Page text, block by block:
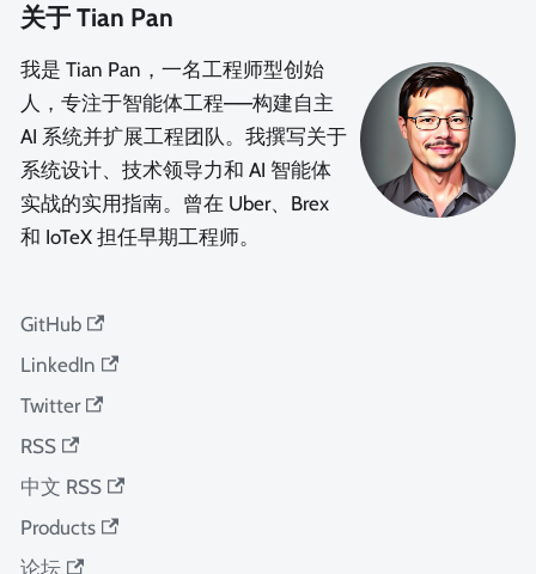
关于 Tian Pan
我是 Tian Pan，一名工程师型创始
人，专注于智能体工程——构建自主
AI 系统并扩展工程团队。我撰写关于
系统设计、技术领导力和 AI 智能体
实战的实用指南。曾在 Uber、Brex
和 IoTeX 担任早期工程师。
GitHub
LinkedIn
Twitter
RSS
中文 RSS
Products
论坛